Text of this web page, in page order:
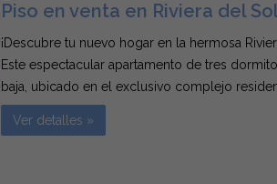
Piso en venta en Riviera del
¡Descubre tu nuevo hogar en la hermosa
Este espectacular apartamento de tres
baja, ubicado en el exclusivo complejo
Eagle Golf Riviera, es la oportunidad que
Ver detalles »